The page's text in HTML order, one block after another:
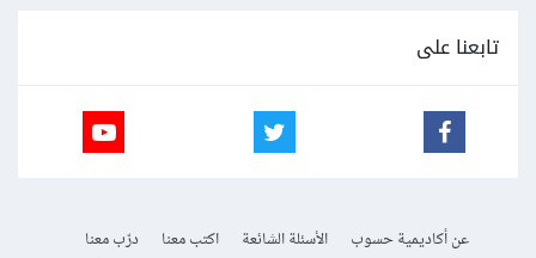
تابعنا على
عن أكاديمية حسوب الأسئلة الشائعة اكتب معنا
درّب معنا